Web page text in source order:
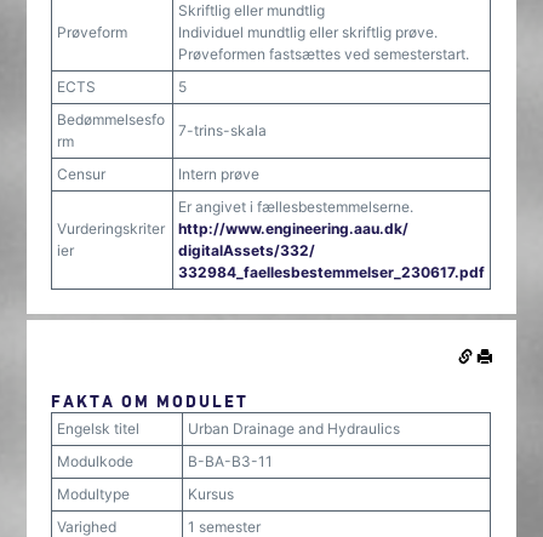
Prøveform
Skriftlig eller mundtlig
Individuel mundtlig eller skriftlig prøve.
Prøveformen fastsættes ved semesterstart.
ECTS
5
Bedømmelsesfo
rm
7-trins-skala
Censur Intern prøve
Vurderingskriter
ier
Er angivet i fællesbestemmelserne.
http:/​/​www.engineering.aau.dk/​
digitalAssets/​332/​
332984_faellesbestemmelser_230617.pdf
FAKTA OM MODULET
Engelsk titel
Urban Drainage and Hydraulics
Modulkode
B-BA-B3-11
Modultype
Kursus
Varighed
1 semester